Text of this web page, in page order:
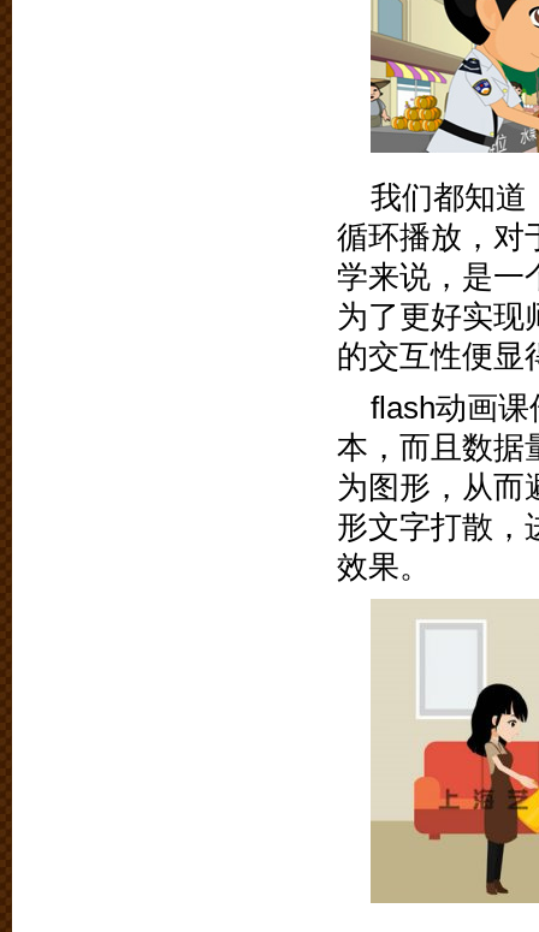
我们都知道
循环播放，对
学来说，是一
为了更好实现
的交互性便显
flash动画
本，而且数据
为图形，从而
形文字打散，
效果。